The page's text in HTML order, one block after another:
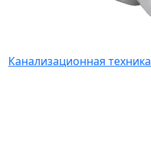
Канализационная техника